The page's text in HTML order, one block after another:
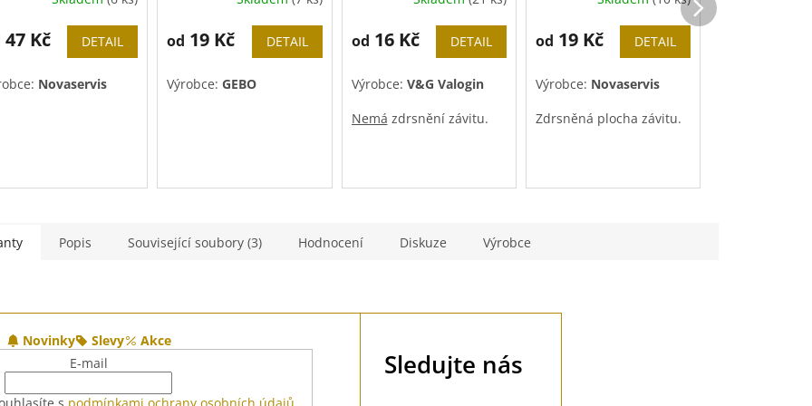
47 Kč DETAIL
Novaservis
od 19 Kč DETAIL
Výrobce:GEBO
od 16 Kč DETAIL
Výrobce: V&G Valogin
Nemá zdrsnění závitu.
od 19 Kč DETAIL
Výrobce: Novaservis
Zdrsněná plocha závitu.
Popis Související soubory (3) Hodnocení Diskuze Výrobce
Novinky Slevy
Akce
E-mail
Sledujte nás